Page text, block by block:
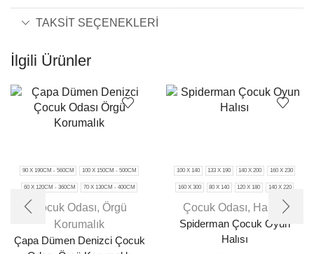
TAKSIT SEÇENEKLERI
İlgili Ürünler
90 X 190CM - 560CM 100 X 150CM - 500CM
60 X 120CM - 360CM 70 X 130CM - 400CM
Çocuk Odası, Örgü
Korumalık
Çapa Dümen Denizci Çocuk
100 X 140 133 X 190 140 X 200 160 X 230
160 X 300 80 X 140 120 X 180 140 X 220
Çocuk Odası, Halılar
Spiderman Çocuk Oyun
Halısı